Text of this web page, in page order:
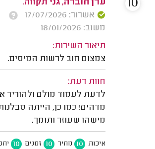
ערן חוברה, גני תקווה.
אשרור: 17/07/2026
משוב: 18/01/2026
תיאור השירות:
צמצום חוב לרשות המיסים.
חוות דעת:
לדעת לעמוד מולם ולהוריד
מדהים! כמו כן, הייתה
מישהו שעוזר ותומך.
איכות 10 מחיר 10 זמנים 10
10